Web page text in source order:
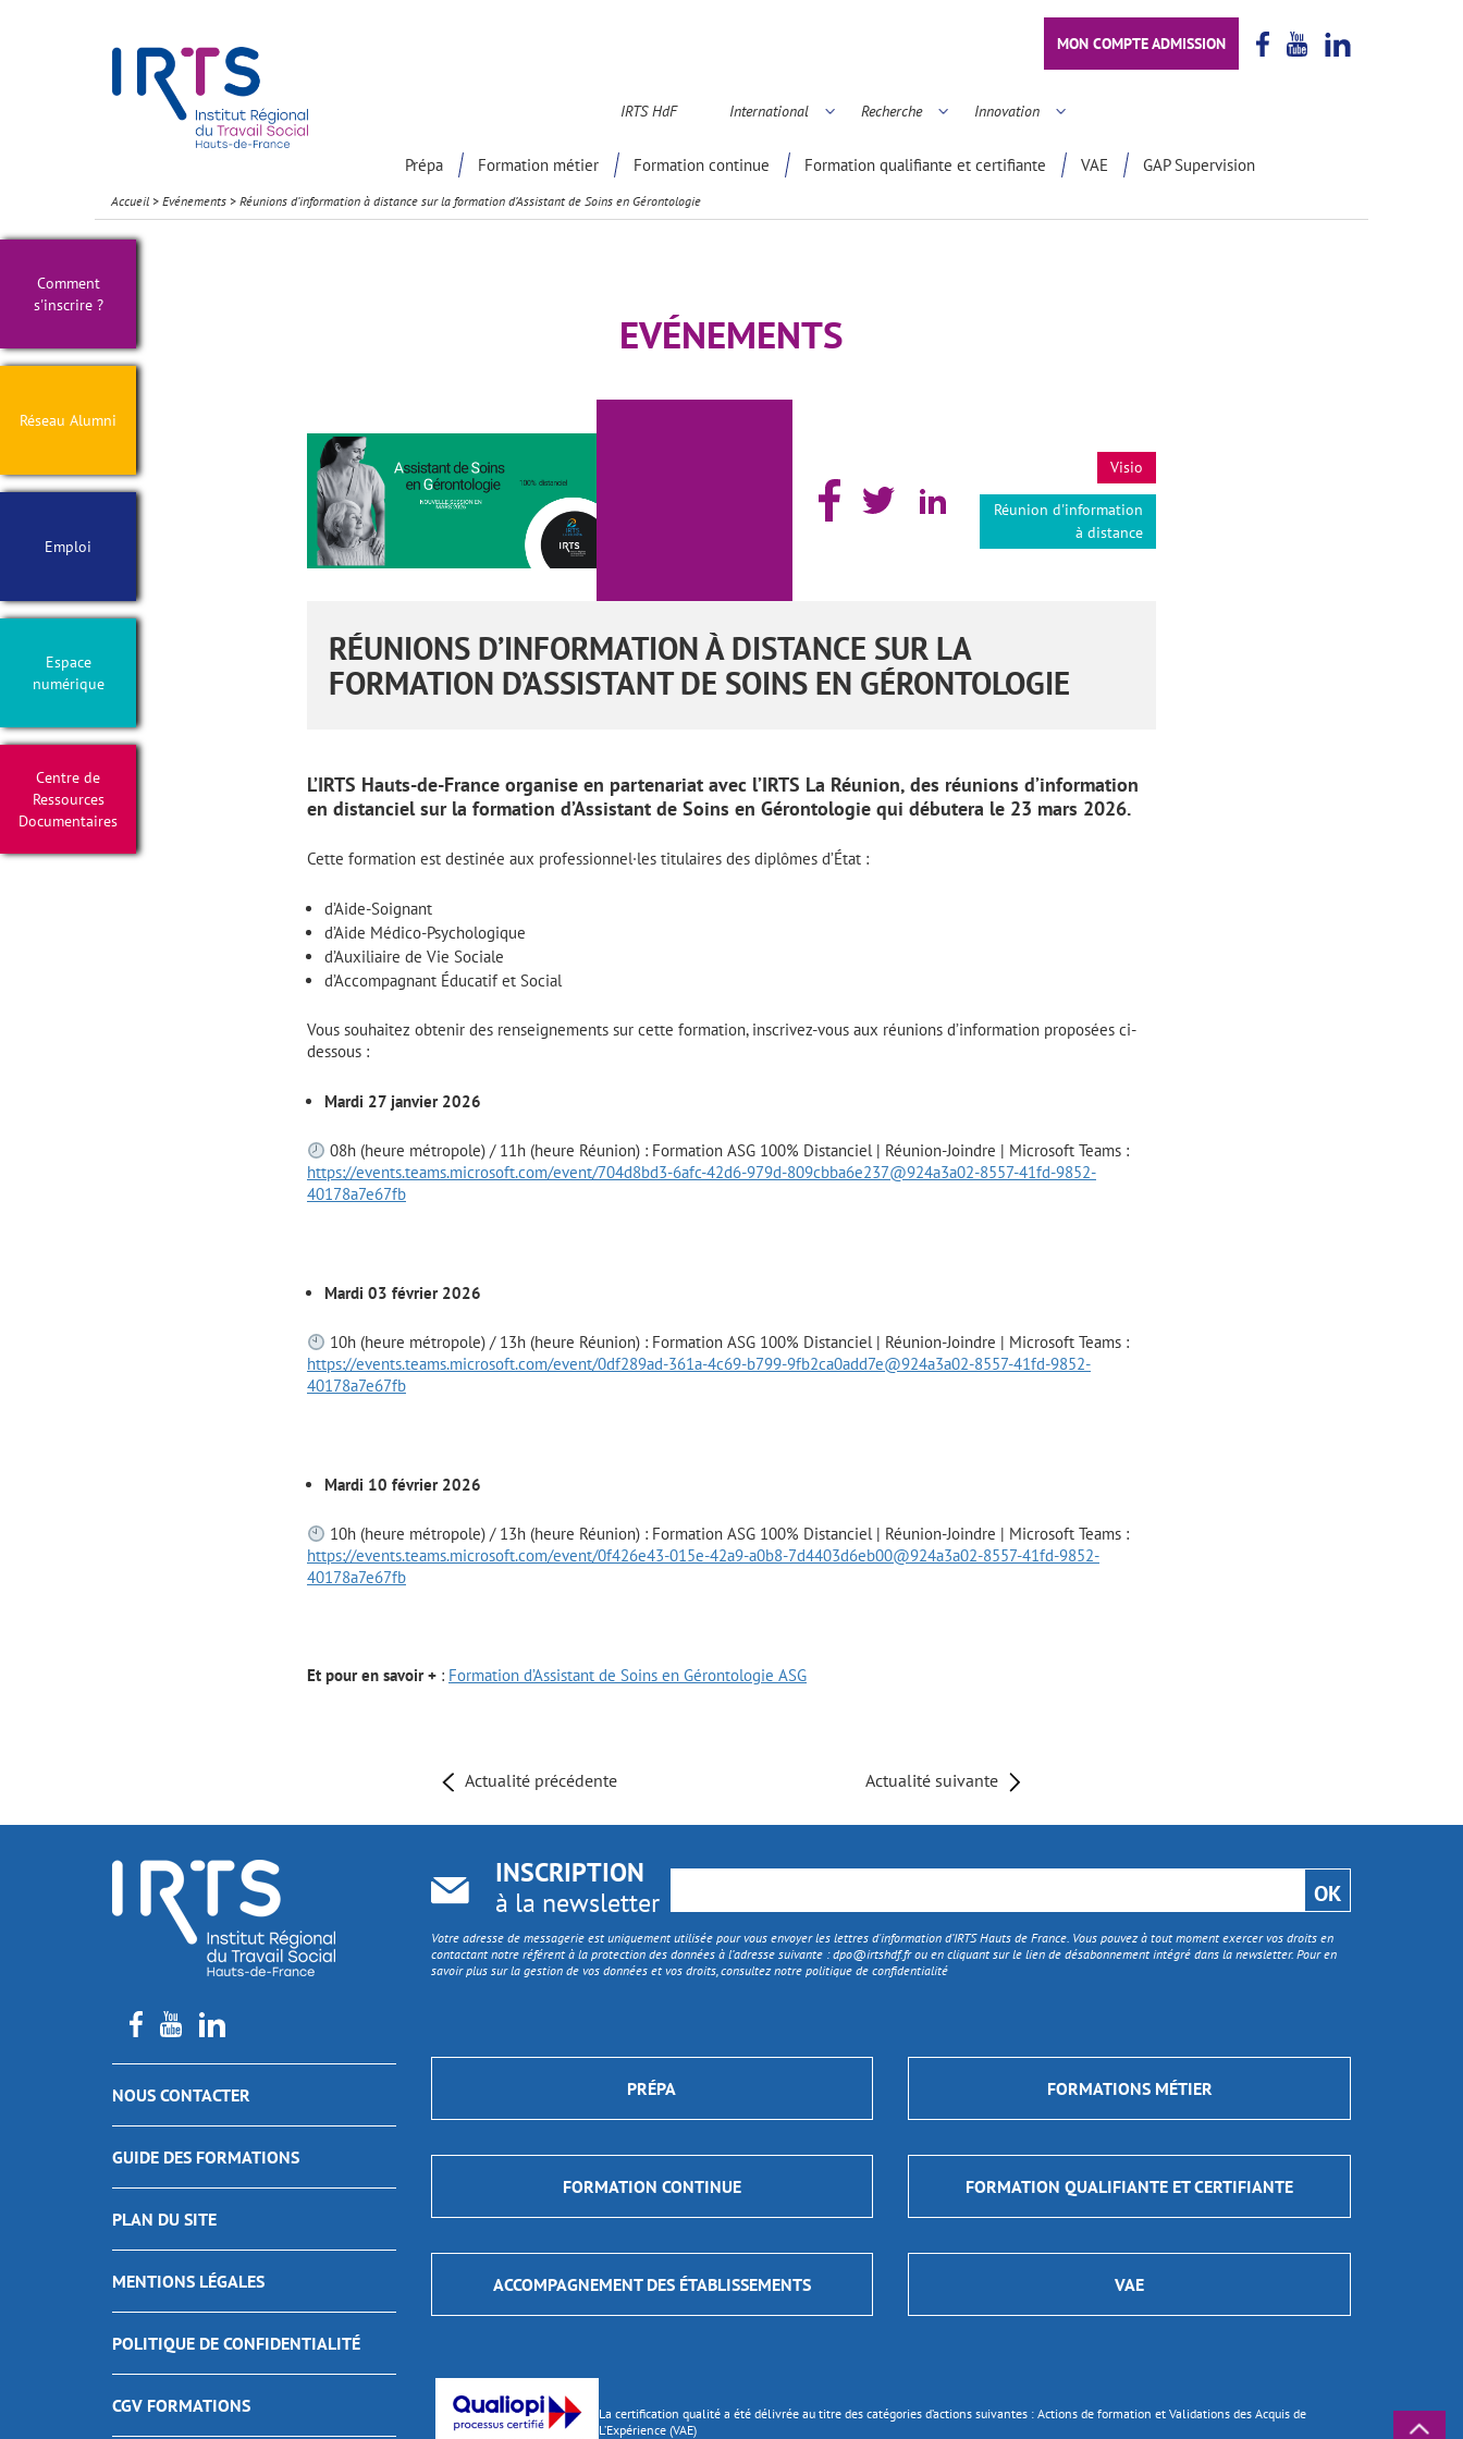
MON COMPTE ADMISSION
IRTS HdF International Recherche Innovation
Prépa Formation métier Formation continue Formation qualifiante et certifiante VAE GAP Supervision
Comment
s'inscrire ?
Réseau Alumni
Emploi
Espace
numérique
Centre de
Ressources
Documentaires
Accueil > Evénements > Réunions d’information à distance sur la formation d’Assistant de Soins en Gérontologie
EVÉNEMENTS
Visio
Réunion d'information
à distance
RÉUNIONS D’INFORMATION À DISTANCE SUR LA
FORMATION D’ASSISTANT DE SOINS EN GÉRONTOLOGIE
L’IRTS Hauts-de-France organise en partenariat avec l’IRTS La Réunion, des réunions d’information
en distanciel sur la formation d’Assistant de Soins en Gérontologie qui débutera le 23 mars 2026.
Cette formation est destinée aux professionnel·les titulaires des diplômes d’État :
d’Aide-Soignant
d’Aide Médico-Psychologique
d’Auxiliaire de Vie Sociale
d’Accompagnant Éducatif et Social
Vous souhaitez obtenir des renseignements sur cette formation, inscrivez-vous aux réunions d’information proposées ci-
dessous :
Mardi 27 janvier 2026
08h (heure métropole) / 11h (heure Réunion) : Formation ASG 100% Distanciel | Réunion-Joindre | Microsoft Teams :
https://events.teams.microsoft.com/event/704d8bd3-6afc-42d6-979d-809cbba6e237@924a3a02-8557-41fd-9852-
40178a7e67fb
Mardi 03 février 2026
10h (heure métropole) / 13h (heure Réunion) : Formation ASG 100% Distanciel | Réunion-Joindre | Microsoft Teams :
https://events.teams.microsoft.com/event/0df289ad-361a-4c69-b799-9fb2ca0add7e@924a3a02-8557-41fd-9852-
40178a7e67fb
Mardi 10 février 2026
10h (heure métropole) / 13h (heure Réunion) : Formation ASG 100% Distanciel | Réunion-Joindre | Microsoft Teams :
https://events.teams.microsoft.com/event/0f426e43-015e-42a9-a0b8-7d4403d6eb00@924a3a02-8557-41fd-9852-
40178a7e67fb
Et pour en savoir + : Formation d’Assistant de Soins en Gérontologie ASG
Actualité précédente Actualité suivante
NOUS CONTACTER
GUIDE DES FORMATIONS
PLAN DU SITE
MENTIONS LÉGALES
POLITIQUE DE CONFIDENTIALITÉ
CGV FORMATIONS
INSCRIPTION
à la newsletter
Votre adresse de messagerie est uniquement utilisée pour vous envoyer les lettres d'information d’IRTS Hauts de France. Vous pouvez à tout moment exercer vos droits en
contactant notre référent à la protection des données à l’adresse suivante :dpo@irtshdf.frou en cliquant sur le lien de désabonnement intégré dans la newsletter. Pour en
savoir plus sur la gestion de vos données et vos droits, consultez notre politique de confidentialité
PRÉPA FORMATIONS MÉTIER
FORMATION CONTINUE FORMATION QUALIFIANTE ET CERTIFIANTE
ACCOMPAGNEMENT DES ÉTABLISSEMENTS VAE
La certification qualité a été délivrée au titre des catégories d’actions suivantes : Actions de formation et Validations des Acquis de
L’Expérience (VAE)